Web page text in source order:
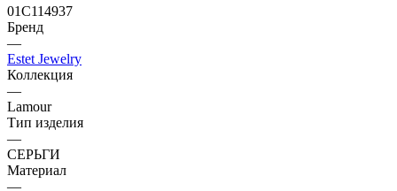
01С114937
Бренд
—
Estet Jewelry
Коллекция
—
Lamour
Тип изделия
—
СЕРЬГИ
Материал
—